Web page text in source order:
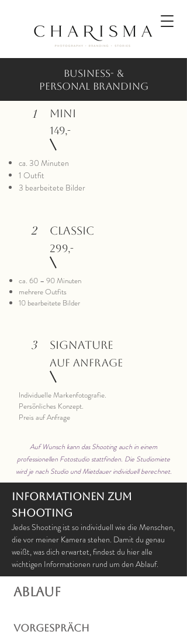
Business- &
Personal BrandING
1 Mini
149,-
ca. 30 Minuten
1 Outfit
3 bearbeitete Bilder
2 Classic
299,-
ca. 60 – 90 Minuten
mehrere Outfits
10 bearbeitete Bilder
3 Signature
auf anfrage
Individuelle Markenfotografie.
Persönliches Konzept.
Preis auf Anfrage
Auf Wunsch kann das Shooting auch in einem
professionellen Fotostudio stattfinden. Die Studiomiete
wird je nach Studio und Mietdauer individuell berechnet.
Informationen zum
Shooting
Jedes Shooting ist so individuell wie die Menschen,
die vor meiner Kamera stehen. Damit du genau
weißt, was dich erwartet, findest du hier alle
wichtigen Informationen rund um den Ablauf.
Ablauf
Vorgespräch